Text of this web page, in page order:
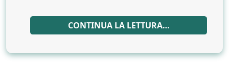
CONTINUA LA LETTURA…